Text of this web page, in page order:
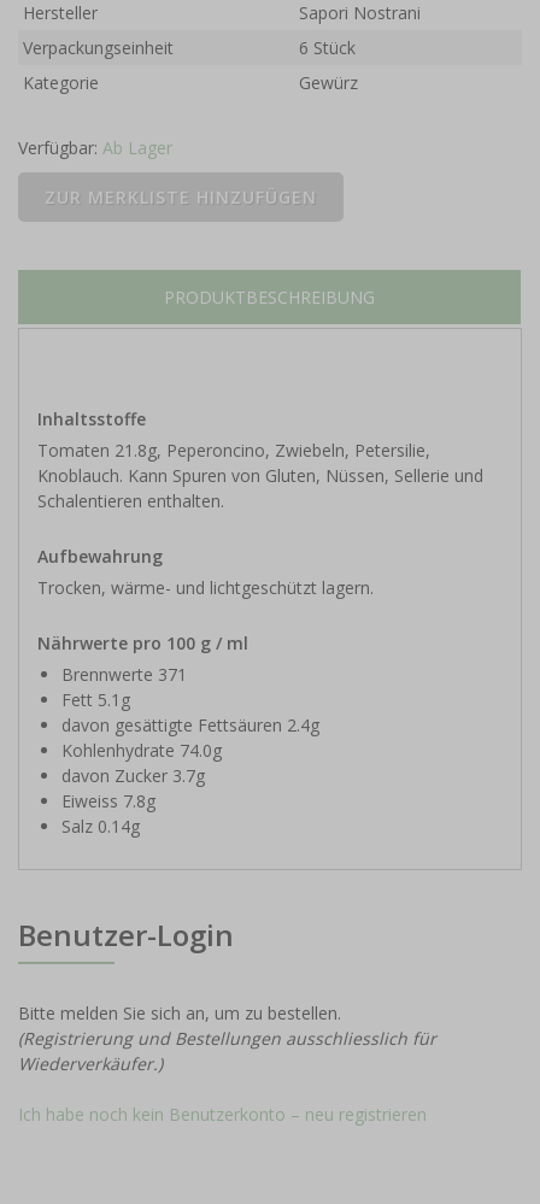
Hersteller
Sapori Nostrani
Verpackungseinheit
6 Stück
Kategorie
Gewürz
Verfügbar: Ab Lager
PRODUKTBESCHREIBUNG
Inhaltsstoffe
Tomaten 21.8g, Peperoncino, Zwiebeln, Petersilie,
Knoblauch. Kann Spuren von Gluten, Nüssen, Sellerie und
Schalentieren enthalten.
Aufbewahrung
Trocken, wärme- und lichtgeschützt lagern.
Nährwerte pro 100 g / ml
Brennwerte 371
Fett 5.1g
davon gesättigte Fettsäuren 2.4g
Kohlenhydrate 74.0g
davon Zucker 3.7g
Eiweiss 7.8g
Salz 0.14g
Benutzer-Login
Bitte melden Sie sich an, um zu bestellen.
(Registrierung und Bestellungen ausschliesslich für
Wiederverkäufer.)
Ich habe noch kein Benutzerkonto – neu registrieren